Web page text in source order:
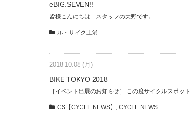
eBIG.SEVEN!!
皆様こんにちは スタッフの大野です。 ...
ル・サイク土浦
2018.10.08 (月)
BIKE TOKYO 2018
［イベント出展のお知らせ］ この度サイクルスポット...
CS【CYCLE NEWS】 CYCLE NEWS